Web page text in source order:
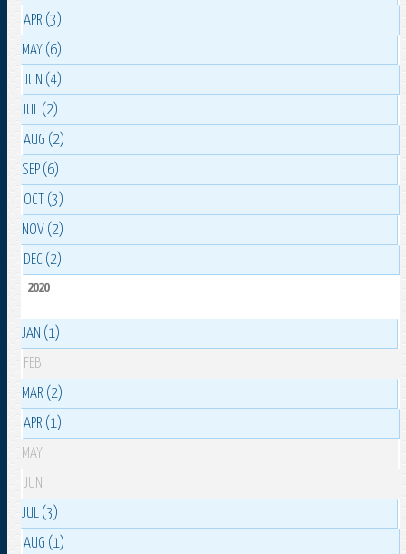
APR (3)
MAY (6)
JUN (4)
JUL (2)
AUG (2)
SEP (6)
OCT (3)
NOV (2)
DEC (2)
2020
JAN (1)
FEB
MAR (2)
APR (1)
MAY
JUN
JUL (3)
AUG (1)